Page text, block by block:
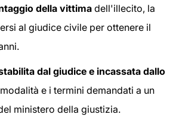
della vittima dell'illecito, la
al giudice civile per ottenere il
dal giudice e incassata dallo
e i termini demandati a un
ministero della giustizia.